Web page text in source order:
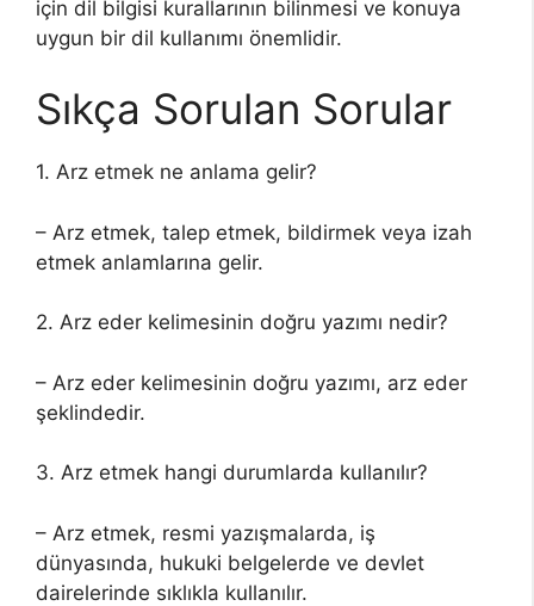
için dil bilgisi kurallarının bilinmesi ve konuya
uygun bir dil kullanımı önemlidir.
Sıkça Sorulan Sorular
1. Arz etmek ne anlama gelir?
– Arz etmek, talep etmek, bildirmek veya izah
etmek anlamlarına gelir.
2. Arz eder kelimesinin doğru yazımı nedir?
– Arz eder kelimesinin doğru yazımı, arz eder
şeklindedir.
3. Arz etmek hangi durumlarda kullanılır?
– Arz etmek, resmi yazışmalarda, iş
dünyasında, hukuki belgelerde ve devlet
dairelerinde sıklıkla kullanılır.